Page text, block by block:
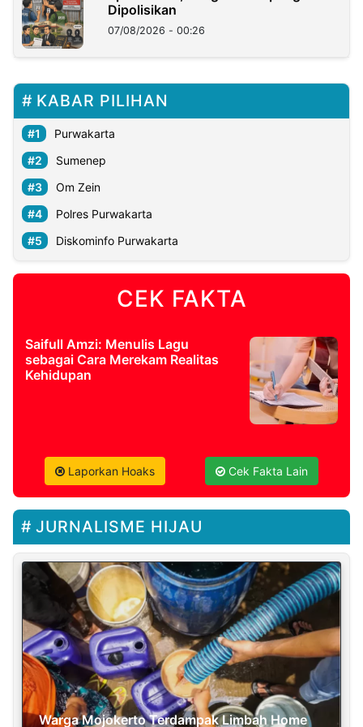
Dipolisikan
07/08/2026 - 00:26
KABAR PILIHAN
Purwakarta
Sumenep
Om Zein
Polres Purwakarta
Diskominfo Purwakarta
CEK FAKTA
Saifull Amzi: Menulis Lagu
sebagai Cara Merekam Realitas
Kehidupan
Laporkan Hoaks Cek Fakta Lain
JURNALISME HIJAU
Warga Mojokerto Terdampak Limbah Home